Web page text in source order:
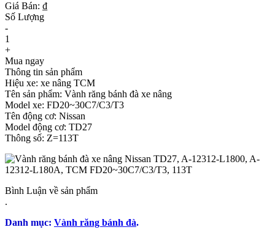
Giá Bán: ₫
Số Lượng
-
1
+
Mua ngay
Thông tin sản phẩm
Hiệu xe: xe nâng TCM
Tên sản phẩm: Vành răng bánh đà xe nâng
Model xe: FD20~30C7/C3/T3
Tên động cơ: Nissan
Model động cơ: TD27
Thông số: Z=113T
Bình Luận về sản phẩm
.
Danh mục: Vành răng bánh đà.